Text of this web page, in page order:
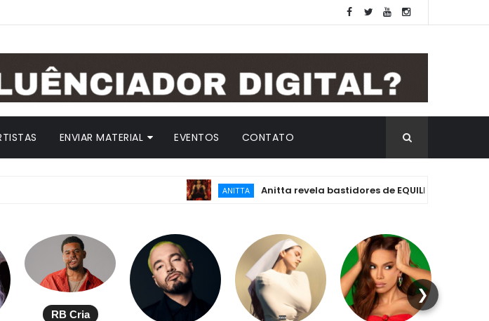
ENVIAR MATERIAL EVENTOS CONTATO
ANITTA Anitta revela bastidores de EQUILIBRIVM: emoção,
RB Cria
❯